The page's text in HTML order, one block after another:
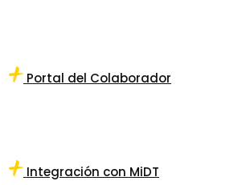
Portal del Colaborador
Integración con MiDT